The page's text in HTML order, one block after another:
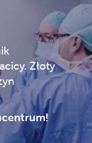
Złoty